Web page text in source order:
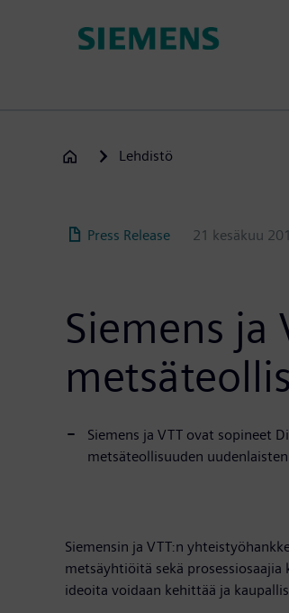
pääsisältöön
Lehdistö
Press Release 21 kesäkuu
Siemens
Siemens ja VTT ovat sopineet
metsäteollisuuden
Siemensin ja VTT:n
metsäyhtiöitä sekä
ideoita voidaan kehittää ja